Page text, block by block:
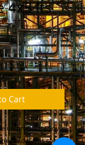
4x5 lts
Cart
un producto. Soy
detalles sobre